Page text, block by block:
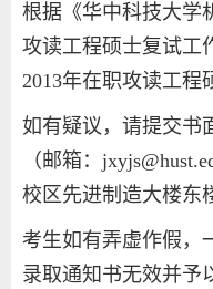
根据《华中科技大学
攻读工程硕士复试工
2013年在职攻读工程
如有疑议，请提交书
（邮箱：
校区先进制造大楼东
考生如有弄虚作假，
录取通知书无效并予